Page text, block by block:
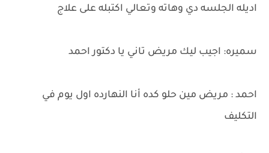
اديله الجلسه دي وهاته وتعالي اكتبله على علاج
سميره: اجيب ليك مريض تاني يا دكتور احمد
احمد : مريض مين حلو كده أنا النهارده اول يوم في
التكليف